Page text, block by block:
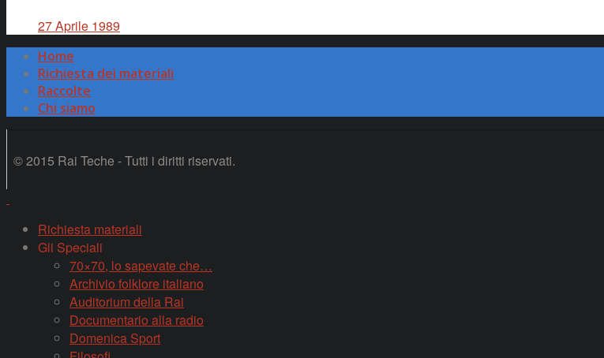
27 Aprile 1989
Home
Richiesta dei materiali
Raccolte
Chi siamo
© 2015 Rai Teche - Tutti i diritti riservati.
Richiesta materiali
Gli Speciali
70×70, lo sapevate che…
Archivio folklore italiano
Auditorium della Rai
Documentario alla radio
Domenica Sport